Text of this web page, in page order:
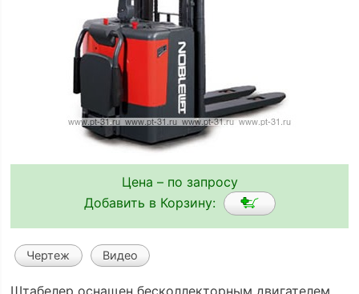
Цена – по запросу
Добавить в Корзину:
Чертеж Видео